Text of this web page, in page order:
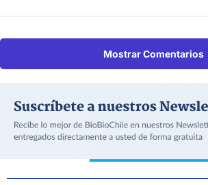
Mostrar Comentarios